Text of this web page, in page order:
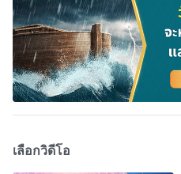
เลือกวิดีโอ